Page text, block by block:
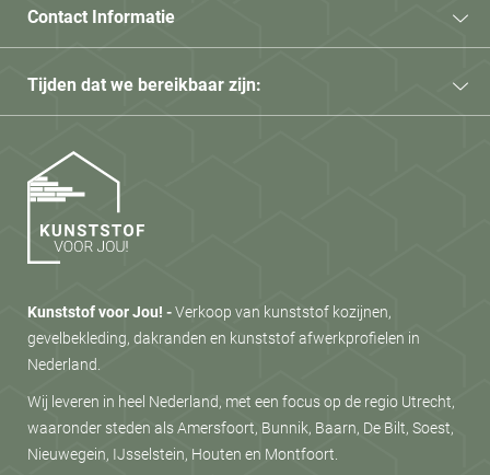
Kunststof voor Jou! -Verkoop van kunststof kozijnen,
gevelbekleding, dakranden en kunststof afwerkprofielen in
Nederland.
Wij leveren in heel Nederland, met een focus op de regio Utrecht,
waaronder steden als Amersfoort, Bunnik, Baarn, De Bilt, Soest,
Nieuwegein, IJsselstein, Houten en Montfoort.
Contact Informatie
Tijden dat we bereikbaar zijn: